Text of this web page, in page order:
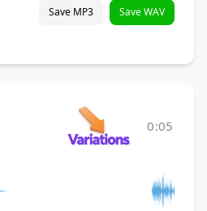
Save MP3 Save WAV
0:05